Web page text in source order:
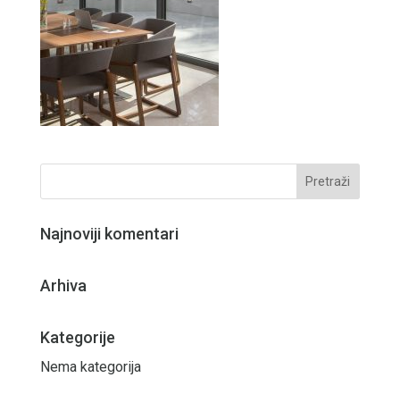
Najnoviji komentari
Arhiva
Kategorije
Nema kategorija